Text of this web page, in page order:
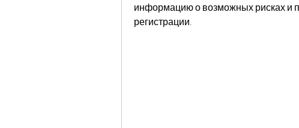
информацию о возможных рисках и
регистрации.